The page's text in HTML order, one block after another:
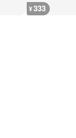
¥333